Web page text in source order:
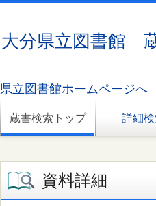
大分県立図書館
県立図書館ホームページへ
蔵書検索トップ 詳細
資料詳細